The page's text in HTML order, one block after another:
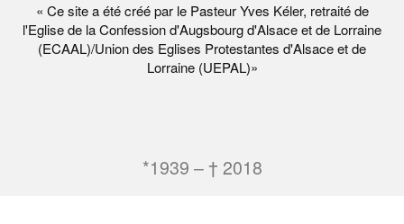
« Ce site a été créé par le Pasteur Yves Kéler, retraité de
l'Eglise de la Confession d'Augsbourg d'Alsace et de Lorraine
(ECAAL)/Union des Eglises Protestantes d'Alsace et de
Lorraine (UEPAL)»
*1939 – † 2018